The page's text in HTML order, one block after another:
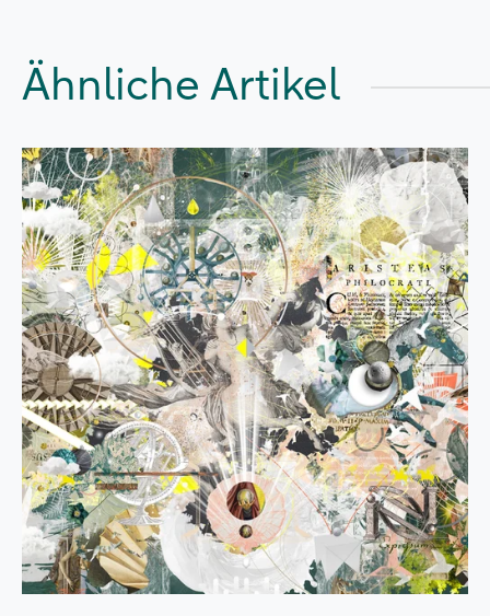
Ähnliche Artikel